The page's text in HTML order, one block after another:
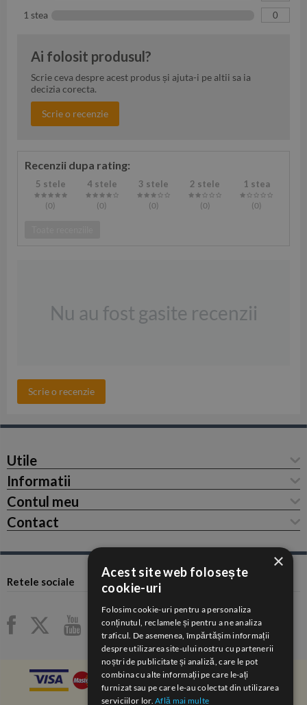
1 stea 0
Ai folosit produsul?
Scrie ceva despre acest produs și ajuta-i pe altii sa ia
decizia corecta.
Scrie o recenzie
Recenzii dupa rating:
5 stele
(0)
4 stele
(0)
3 stele
(0)
2 stele
(0)
1 stea
(0)
Nu au fost gasite recenzii
Scrie o recenzie
Utile
Informatii
Contul meu
Contact
Retele sociale
×
Acest site web folosește
cookie-uri
Folosim cookie-uri pentru a personaliza
conținutul, reclamele și pentru a ne analiza
traficul. De asemenea, împărtășim informații
despre utilizarea site-ului nostru cu partenerii
noștri de publicitate și analiză, care le pot
combina cu alte informații pe care le-ați
furnizat sau pe care le-au colectat din utilizarea
serviciilor lor.Află mai multe